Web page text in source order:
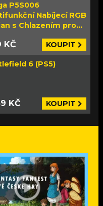
P5S006
Nabíjecí RGB
s Chlazením pro
KČ KOUPIT
6 (PS5)
KČ KOUPIT